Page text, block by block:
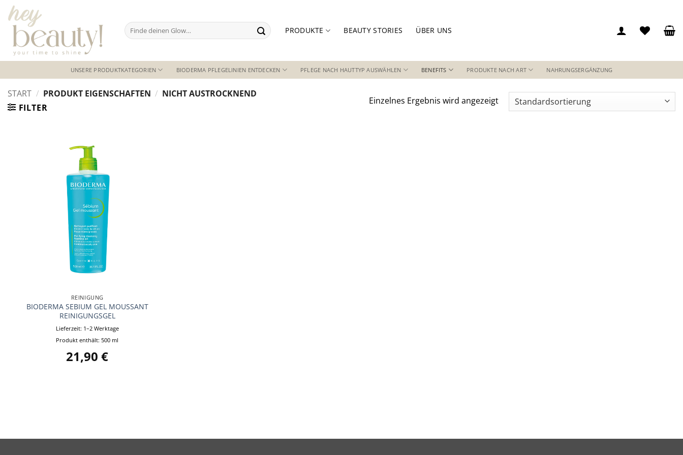
Zum
Inhalt
springen
Suchen
nach:
PRODUKTE BEAUTY STORIES ÜBER UNS
UNSERE PRODUKTKATEGORIEN BIODERMA PFLEGELINIEN ENTDECKEN PFLEGE NACH HAUTTYP AUSWÄHLEN BENEFITS PRODUKTE NACH ART NAHRUNGSERGÄNZUNG
START / PRODUKT EIGENSCHAFTEN / NICHT AUSTROCKNEND
FILTER
Einzelnes Ergebnis wird angezeigt
REINIGUNG
BIODERMA SEBIUM GEL MOUSSANT
REINIGUNGSGEL
Lieferzeit: 1–2 Werktage
Produkt enthält: 500 ml
21,90€